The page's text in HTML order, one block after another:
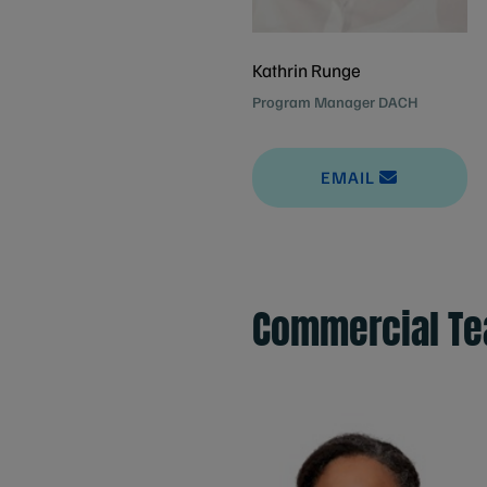
Kathrin Runge
Program Manager DACH
EMAIL
Commercial